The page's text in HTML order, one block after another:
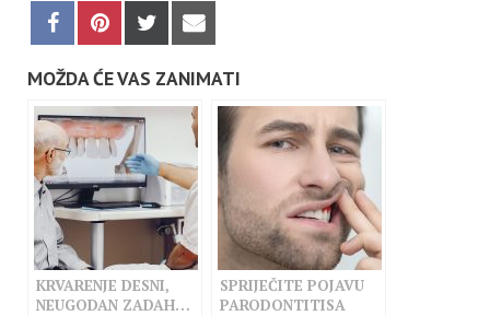
Share
Facebook
Share
on
Pinterest
Share
X
Share
on
Email
MOŽDA ĆE VAS ZANIMATI
KRVARENJE DESNI,
NEUGODAN ZADAH…
SPRIJEČITE POJAVU
PARODONTITISA